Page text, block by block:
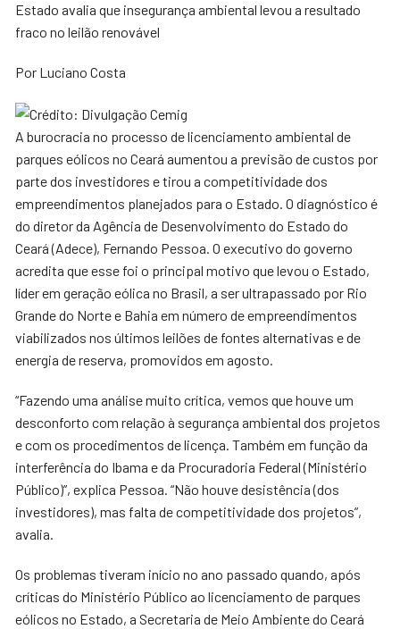
Estado avalia que insegurança ambiental levou a resultado
fraco no leilão renovável
Por Luciano Costa
A burocracia no processo de licenciamento ambiental de
parques eólicos no Ceará aumentou a previsão de custos por
parte dos investidores e tirou a competitividade dos
empreendimentos planejados para o Estado. O diagnóstico é
do diretor da Agência de Desenvolvimento do Estado do
Ceará (Adece), Fernando Pessoa. O executivo do governo
acredita que esse foi o principal motivo que levou o Estado,
líder em geração eólica no Brasil, a ser ultrapassado por Rio
Grande do Norte e Bahia em número de empreendimentos
viabilizados nos últimos leilões de fontes alternativas e de
energia de reserva, promovidos em agosto.
“Fazendo uma análise muito crítica, vemos que houve um
desconforto com relação à segurança ambiental dos projetos
e com os procedimentos de licença. Também em função da
interferência do Ibama e da Procuradoria Federal (Ministério
Público)”, explica Pessoa. “Não houve desistência (dos
investidores), mas falta de competitividade dos projetos”,
avalia.
Os problemas tiveram início no ano passado quando, após
críticas do Ministério Público ao licenciamento de parques
eólicos no Estado, a Secretaria de Meio Ambiente do Ceará